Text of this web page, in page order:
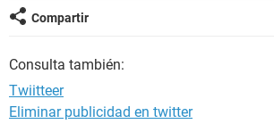
Compartir
Consulta también:
Twiitteer
Eliminar publicidad en twitter